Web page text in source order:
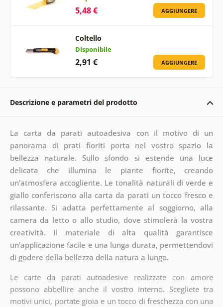
5,48 € AGGIUNGERE
Coltello
Disponibile
2,91 € AGGIUNGERE
Descrizione e parametri del prodotto
La carta da parati autoadesiva con il motivo di un
panorama di prati fioriti porta nel vostro spazio la
bellezza naturale. Sullo sfondo si estende una luce
delicata che illumina le piante fiorite, creando
un'atmosfera accogliente. Le tonalità naturali di verde e
giallo conferiscono alla carta da parati un tocco fresco e
rilassante. Si adatta perfettamente al soggiorno, alla
camera da letto o allo studio, dove stimolerà la vostra
creatività. Il materiale di alta qualità garantisce
un'applicazione facile e una lunga durata, permettendovi
di godere della bellezza della natura a lungo.
Le carte da parati autoadesive realizzate con amore
possono abbellire anche il vostro interno. Scegliete tra
motivi unici, portate gioia e un tocco di freschezza con una